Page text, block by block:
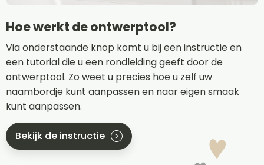
Hoe werkt de ontwerptool?
Via onderstaande knop komt u bij een instructie en
een tutorial die u een rondleiding geeft door de
ontwerptool. Zo weet u precies hoe u zelf uw
naambordje kunt aanpassen en naar eigen smaak
kunt aanpassen.
Bekijk de instructie